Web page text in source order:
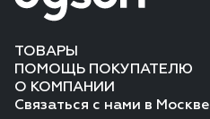
ТОВАРЫ
ПОМОЩЬ ПОКУПАТЕЛЮ
О КОМПАНИИ
Связаться с нами в Москве